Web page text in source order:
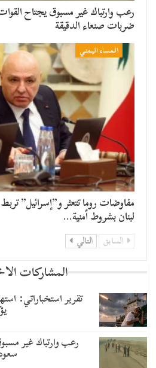
رعب وارتباك غير مسبوق يجتاح
ضربات صنعاء الدقيقة
المساء اليمني
مفاوضات روما تتعثر و”إسرائيل”
لبنان بشروط أمنية…
السابق التالي
المشاركات
تقرير استخباراتي:
رعب وارتباك غير